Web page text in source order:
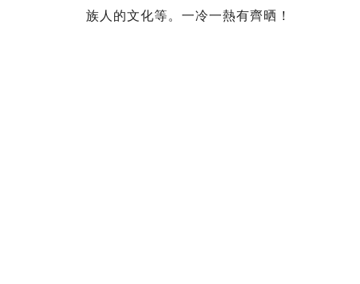
族人的文化等。一冷一熱有齊晒！